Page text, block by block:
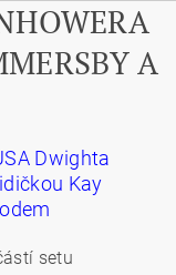
A
Dwighta
Kay
setu